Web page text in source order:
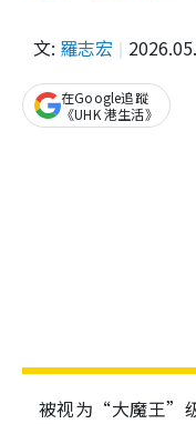
文: 羅志宏
在Google追蹤
《UHK 港生活》
被视为“大魔王”